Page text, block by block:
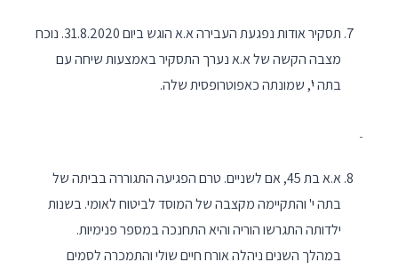
תסקיר אודות נפגעת העבירה א.א הוגש ביום 31.8.2020. נוכח
מצבה הקשה של א.א נערך התסקיר באמצעות שיחה עם
בתה י', שמונתה כאפוטרופסית שלה.
א.א בת 45, אם לשניים. טרם הפגיעה התגוררה בביתה של
בתה י' והתקיימה מקצבה של המוסד לביטוח לאומי. בשנות
ילדותה התגרשו הוריה והיא התחנכה במספר פנימיות.
במהלך השנים ניהלה אורח חיים שולי והתמכרה לסמים